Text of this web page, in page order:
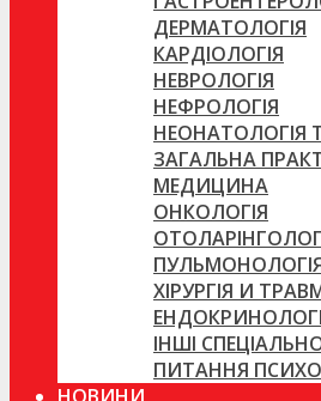
ДЕРМАТОЛОГІЯ
КАРДІОЛОГІЯ
НЕВРОЛОГІЯ
НЕФРОЛОГІЯ
НЕОНАТОЛОГІЯ
ЗАГАЛЬНА
МЕДИЦИНА
ОНКОЛОГІЯ
ХІРУРГІЯ И
ІНШІ
ПИТАННЯ
НОВИНИ